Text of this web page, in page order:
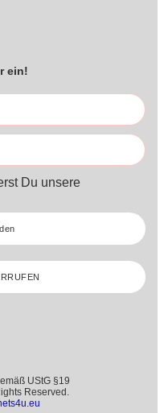
ein!
Du unsere
UStG §19
Reserved.